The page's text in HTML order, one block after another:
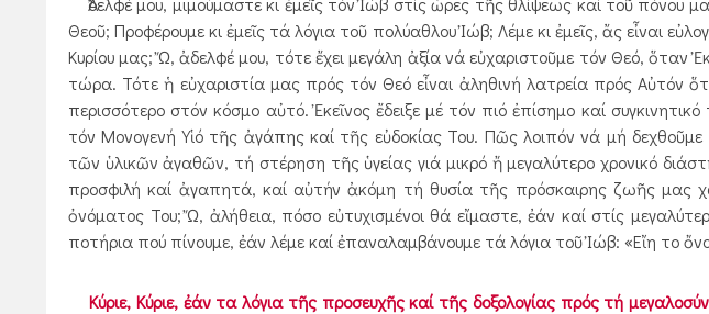
Θεοῦ; Προφέρουμε κι ἐμεῖς τά λόγια τοῦ πολύαθλου Ἰώβ; Λέμε κι ἐμεῖς, ἄς εἶναι
Κυρίου μας; Ὤ, ἀδελφέ μου, τότε ἔχει μεγάλη ἀξία νά εὐχαριστοῦμε τόν Θεό, ὅταν
τώρα. Τότε ἡ εὐχαριστία μας πρός τόν Θεό εἶναι ἀληθινή λατρεία πρός Αὐτόν
περισσότερο στόν κόσμο αὐτό. Ἐκεῖνος ἔδειξε μέ τόν πιό ἐπίσημο καί
τόν Μονογενή Υἱό τῆς ἀγάπης καί τῆς εὐδοκίας Του. Πῶς λοιπόν νά μή δεχθοῦμε
τῶν ὑλικῶν ἀγαθῶν, τή στέρηση τῆς ὑγείας γιά μικρό ἤ μεγαλύτερο χρονικό
προσφιλή καί ἀγαπητά, καί αὐτήν ἀκόμη τή θυσία τῆς πρόσκαιρης ζωῆς μας
ὀνόματος Του; Ὤ, ἀλήθεια, πόσο εὐτυχισμένοι θά εἴμαστε, ἐάν καί στίς
ποτήρια πού πίνουμε, ἐάν λέμε καί ἐπαναλαμβάνουμε τά λόγια τοῦ Ἰώβ: «Εἴη το
Κύριε, Κύριε, ἐάν τα λόγια τῆς προσευχῆς καί τῆς δοξολογίας πρός τή